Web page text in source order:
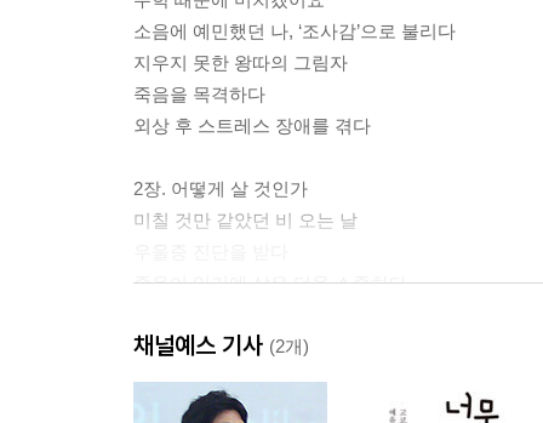
소음에 예민했던 나, ‘조사감’으로 불리다
지우지 못한 왕따의 그림자
죽음을 목격하다
외상 후 스트레스 장애를 겪다
2장. 어떻게 살 것인가
미칠 것만 같았던 비 오는 날
죽음이 있기에 삶은 더욱 소중하다
어떻게 살 것인가
영원히 살 것처럼 꿈꾸고, 오늘 죽을 것처럼 살아라
아버지가 심어준 꿈의 씨앗
채널예스 기사 (2개)